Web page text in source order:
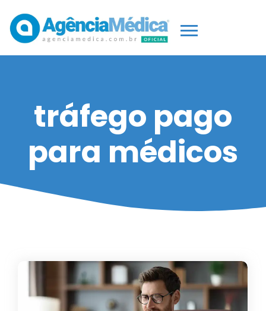
tráfego pago
para médicos